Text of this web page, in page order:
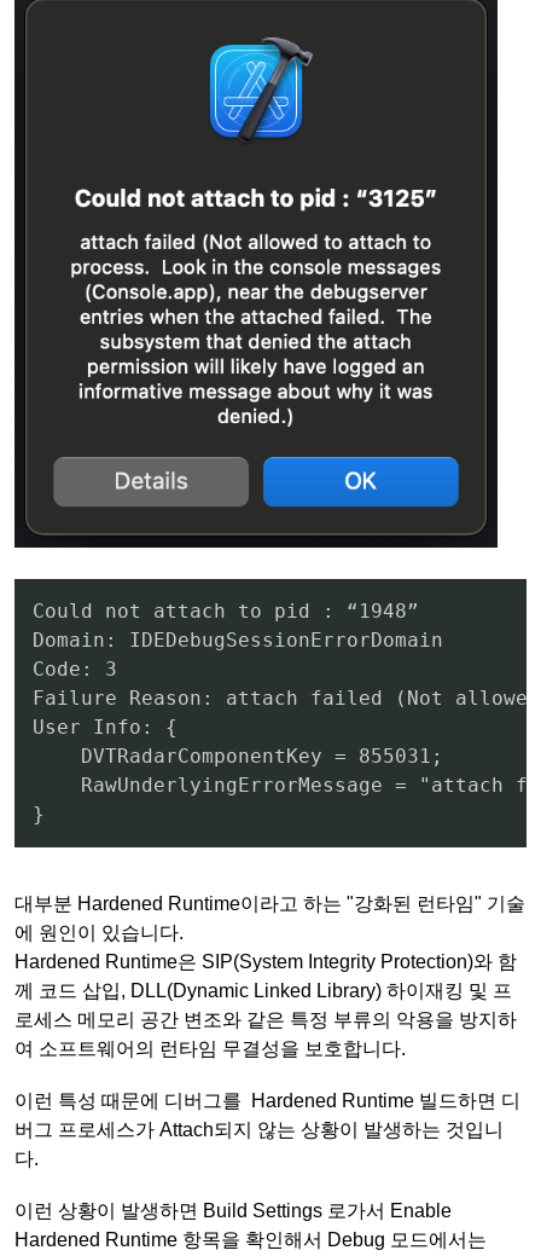
Could not attach to pid : “1948”
Domain: IDEDebugSessionErrorDomain
Code: 3
Failure Reason: attach failed (Not
User Info: {
    DVTRadarComponentKey = 855031;
RawUnderlyingErrorMessage = "attach
}
대부분 Hardened Runtime이라고 하는 "강화된 런타임" 기술
에 원인이 있습니다.
Hardened Runtime은 SIP(System Integrity Protection)와 함
께 코드 삽입, DLL(Dynamic Linked Library) 하이재킹 및 프
로세스 메모리 공간 변조와 같은 특정 부류의 악용을 방지하
여 소프트웨어의 런타임 무결성을 보호합니다.
이런 특성 때문에 디버그를 Hardened Runtime 빌드하면 디
버그 프로세스가 Attach되지 않는 상황이 발생하는 것입니
다.
이런 상황이 발생하면 Build Settings 로가서 Enable
Hardened Runtime 항목을 확인해서 Debug 모드에서는